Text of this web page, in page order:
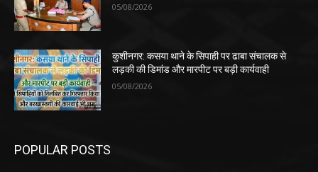
05/08/2026
कुशीनगर: कसया थाने के सिपाही पर ढाबा संचालक से
लड़की की डिमांड और मारपीट पर बड़ी कार्यवाही
05/08/2026
POPULAR POSTS